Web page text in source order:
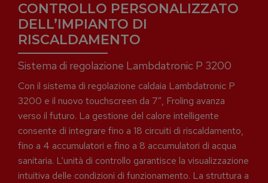
CONTROLLO PERSONALIZZATO
DELL’IMPIANTO DI
RISCALDAMENTO
Sistema di regolazione Lambdatronic P 3200
Con il sistema di regolazione caldaia Lambdatronic P
3200 e il nuovo touchscreen da 7”, Froling avanza
verso il futuro. La gestione del calore intelligente
consente di integrare fino a 18 circuiti di riscaldamento,
fino a 4 accumulatori e fino a 8 accumulatori di acqua
sanitaria. L‘unità di controllo garantisce la visualizzazione
intuitiva delle condizioni di funzionamento. La struttura a